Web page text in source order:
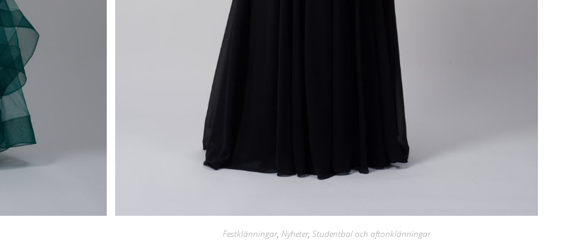
Festklänningar, Nyheter, Studentbal och aftonklänningar